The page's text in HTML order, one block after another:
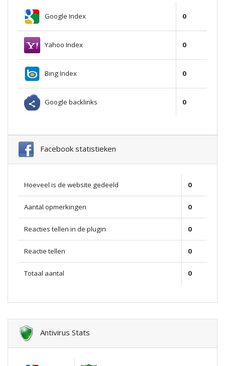
Google Index 0
Yahoo Index 0
Bing Index 0
Google backlinks 0
Facebook statistieken
Hoeveel is de website gedeeld 0
Aantal opmerkingen 0
Reacties tellen in de plugin 0
Reactie tellen 0
Totaal aantal 0
Antivirus Stats